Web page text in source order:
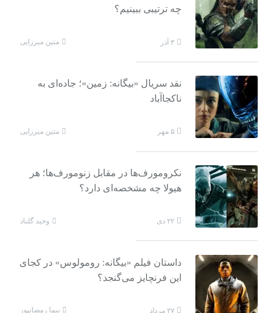
چه ترتیبی ببینیم؟
۳ آذر متین میرزایی
نقد سریال «بیگانه: زمین»؛ جاده‌ای به
ناکجاآباد
۵ مهر متین میرزایی
نکرومورف‌ها در مقابل زنومورف‌ها؛ هر
هیولا چه مشخصه‌ای دارد؟
۲۲ دی وحید گلباد
داستان فیلم «بیگانه: رومولوس» در کجای
این فرنچایز می‌گنجد؟
۲۷ مرداد نیما رمضانپور